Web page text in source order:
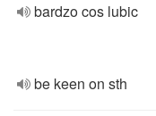
bardzo cos lubic
be keen on sth